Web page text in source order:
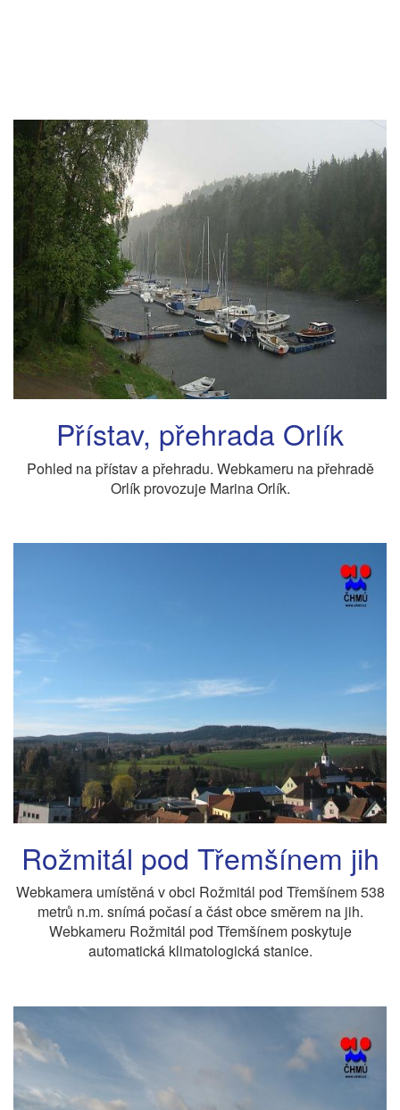
Přístav, přehrada Orlík
Pohled na přístav a přehradu. Webkameru na přehradě
Orlík provozuje Marina Orlík.
Rožmitál pod Třemšínem jih
Webkamera umístěná v obci Rožmitál pod Třemšínem 538
metrů n.m. snímá počasí a část obce směrem na jih.
Webkameru Rožmitál pod Třemšínem poskytuje
automatická klimatologická stanice.